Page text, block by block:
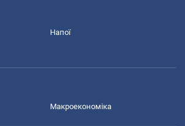
Напої
Макроекономіка